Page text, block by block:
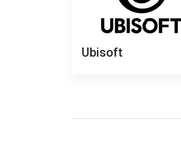
Ubisoft